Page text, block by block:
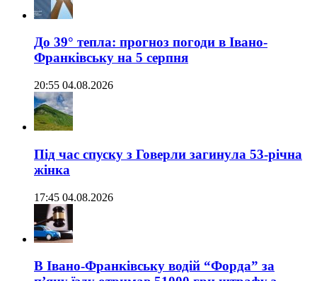
До 39° тепла: прогноз погоди в Івано-
Франківську на 5 серпня
20:55 04.08.2026
Під час спуску з Говерли загинула 53-річна
жінка
17:45 04.08.2026
В Івано-Франківську водій “Форда” за